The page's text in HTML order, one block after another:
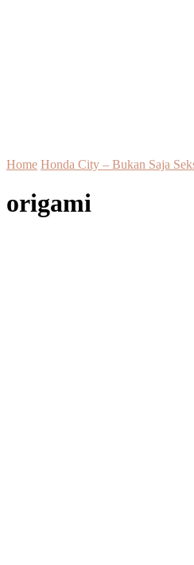
Home Honda City – Bukan Saja
origami